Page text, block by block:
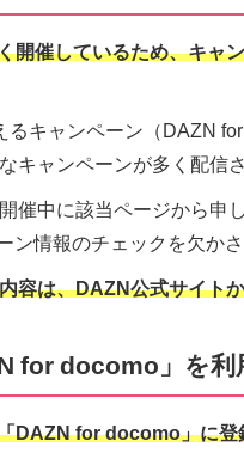
開催しているため、キャ
キャンペーン（DAZN
キャンペーンが多く配信
催中に該当ページから申
ン情報のチェックを欠か
容は、DAZN公式サイト
for docomo」を利
DAZN for docomo」に登